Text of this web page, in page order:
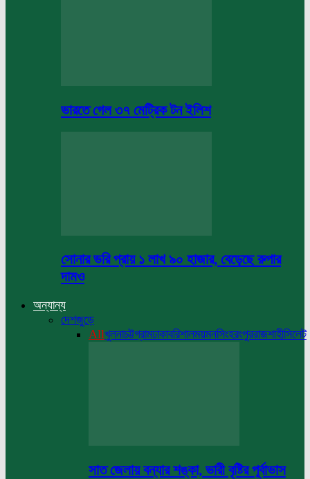
ভারতে গেল ৩৭ মেট্রিক টন ইলিশ
সোনার ভরি প্রায় ১ লাখ ৯০ হাজার, বেড়েছে রুপার
দামও
অন্যান্য
দেশজুড়ে
Allখুলনাচট্টগ্রামঢাকাবরিশালময়মনসিংহরংপুররাজশাহীসিলেট
সাত জেলায় বন্যার শঙ্কা, ভারী বৃষ্টির পূর্বাভাস